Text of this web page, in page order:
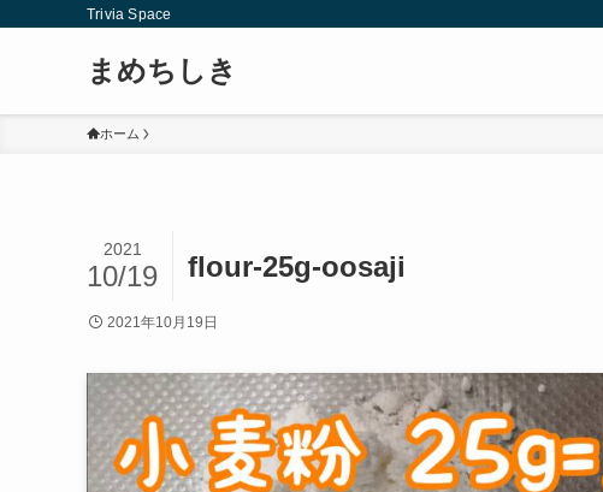
Trivia Space
まめちしき
ホーム
flour-25g-oosaji
2021
10/19
2021年10月19日